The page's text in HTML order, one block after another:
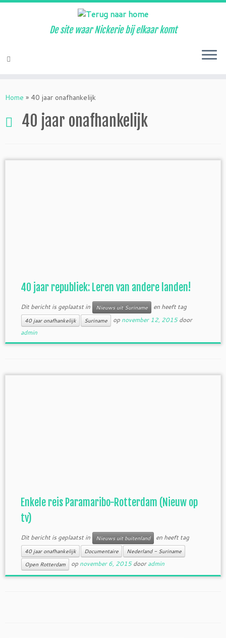
naar
De site waar Nickerie bij elkaar komt
Home » 40 jaar onafhankelijk
40 jaar onafhankelijk
40 jaar republiek: Leren van andere landen!
Dit bericht is geplaatst in Nieuws uit Suriname en heeft tag
40 jaar onafhankelijk Suriname op november 12, 2015 door
admin
Enkele reis Paramaribo-Rotterdam (Nieuw op
tv)
Dit bericht is geplaatst in Nieuws uit buitenland en heeft tag
40 jaar onafhankelijk Documentaire
Nederland - Suriname
Open Rotterdam
op november 6, 2015 dooradmin